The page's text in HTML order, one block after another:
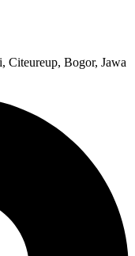
Citeureup, Bogor, Jawa